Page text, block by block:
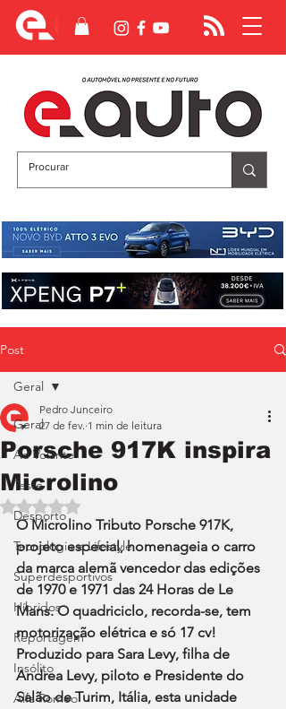
Post
Geral
Ao Volante
Teste
Desporto
Tecnologia e Lifestyle
Superdesportivos
Híbridos
Reportagem
Insólito
Alfa Romeo
Geral
Porsche 917K inspira
Microlino
Pedro Junceiro
27 de fev. 1 min de leitura
Avaliado com NaN de 5 estrelas.
O Microlino Tributo Porsche 917K,
projeto especial, homenageia o carro
da marca alemã vencedor das edições
de 1970 e 1971 das 24 Horas de Le
Mans. O quadriciclo, recorda-se, tem
motorização elétrica e só 17 cv!
Produzido para Sara Levy, filha de
Andrea Levy, piloto e Presidente do
Salão de Turim, Itália, esta unidade